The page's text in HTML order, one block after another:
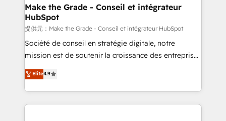
& reprise de données - Stratégie RevOps &
alignement Marketing / Sales - Data, reporting &
tableaux de bord - Onboarding, audit &
optimisation - Intégrations métiers (ERP, téléphonie,
e-commerce) - Formation & accompagnement au
et grandes entreprises en France et à l'international,
dans des secteurs variés : SaaS, immobilier,
Make the Grade - Conseil et intégrateur
HubSpot
提供元：Make the Grade - Conseil et intégrateur HubSpot
Société de conseil en stratégie digitale, notre
mission est de soutenir la croissance des entreprises
B2B à travers l’acquisition de nouveaux clients,
l'intégration CRM et le développement des revenus
auprès de vos comptes existants. En France et à
l'international, nous travaillons avec des ETI
Elite4.9